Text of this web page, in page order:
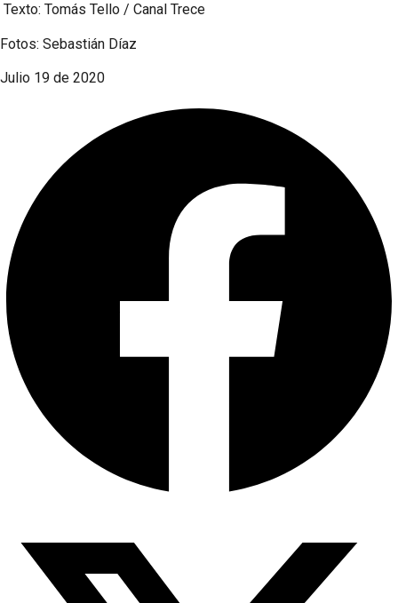
Texto: Tomás Tello / Canal Trece
Fotos: Sebastián Díaz
Julio 19 de 2020